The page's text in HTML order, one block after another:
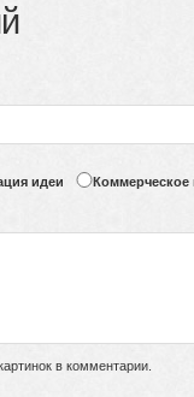
идеи
в комментарии.